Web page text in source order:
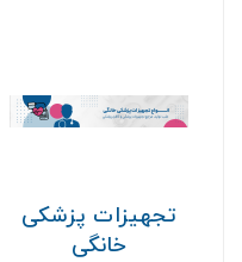
تجهیزات پزشکی
خانگی